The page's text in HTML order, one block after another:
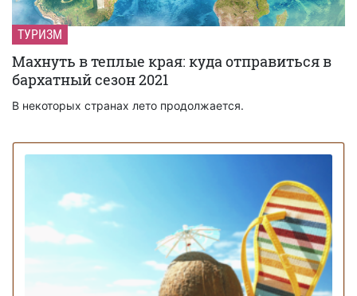
ТУРИЗМ
Махнуть в теплые края: куда отправиться в
бархатный сезон 2021
В некоторых странах лето продолжается.